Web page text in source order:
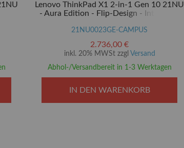
Lenovo ThinkPad X1 2-in-1 Gen 10 21NU
- Aura Edition - Flip-Design - Intel Core
Pro - Intel Arc Graphics 140V - 32 GB
NVMe, Performance - 35.6 cm (14")
21NU0023GE-CAMPUS
2.736,00 €
inkl. 20% MWSt zzgl Versand
Abhol-/Versandbereit in 1-3 Werktagen
IN DEN WARENKORB